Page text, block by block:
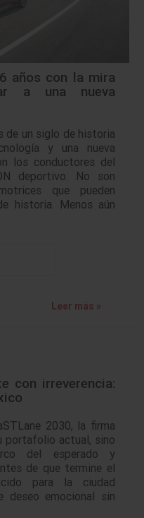
años con la mira
a una nueva
de un siglo de historia
y una nueva
los conductores del
deportivo. No son
que pueden
historia. Menos aún
Leer más »
con irreverencia:
2030, la firma
portafolio actual, sino
del esperado y
de que termine el
para la ciudad
deseo emocional sin